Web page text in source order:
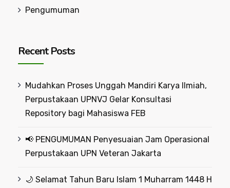
Pengumuman
Recent Posts
Mudahkan Proses Unggah Mandiri Karya Ilmiah,
Perpustakaan UPNVJ Gelar Konsultasi
Repository bagi Mahasiswa FEB
📢 PENGUMUMAN Penyesuaian Jam Operasional
Perpustakaan UPN Veteran Jakarta
🌙 Selamat Tahun Baru Islam 1 Muharram 1448 H